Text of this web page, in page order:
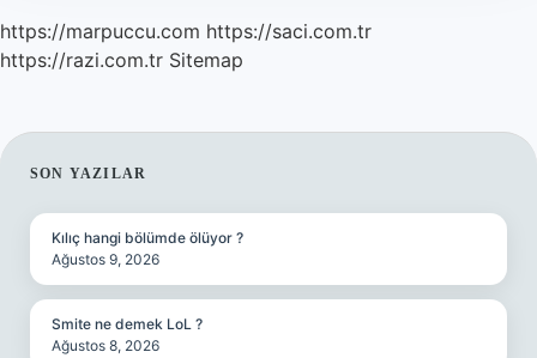
https://marpuccu.com https://saci.com.tr
https://razi.com.tr Sitemap
SIDEBAR
SON YAZILAR
Kılıç hangi bölümde ölüyor ?
Ağustos 9, 2026
Smite ne demek LoL ?
Ağustos 8, 2026